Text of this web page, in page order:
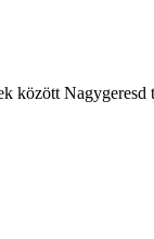
Nagygeresd